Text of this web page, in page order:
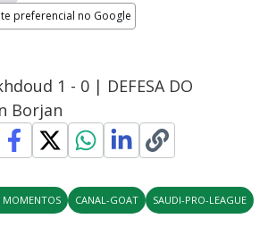
preferencial no Google
1 - 0 | DEFESA DO
Borjan
MOMENTOS CANAL-GOAT SAUDI-PRO-LEAGUE